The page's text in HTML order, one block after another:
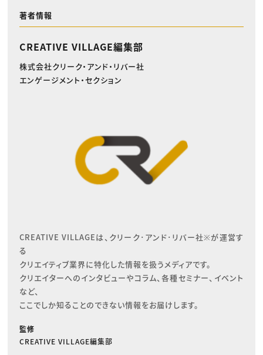
著者情報
CREATIVE VILLAGE編集部
株式会社クリーク・アンド・リバー社
エンゲージメント・セクション
CREATIVE VILLAGEは、クリーク･アンド･リバー社※が運営す
る
クリエイティブ業界に特化した情報を扱うメディアです。
クリエイターへのインタビューやコラム、各種セミナー、イベント
など、
ここでしか知ることのできない情報をお届けします。
監修
CREATIVE VILLAGE編集部